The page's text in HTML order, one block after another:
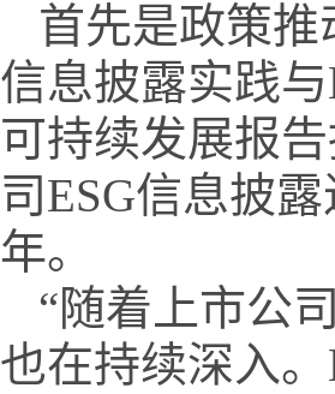
首先是政策推
信息披露实践
可持续发展报
司ESG信息披
年。
“随着上市公
也在持续深入